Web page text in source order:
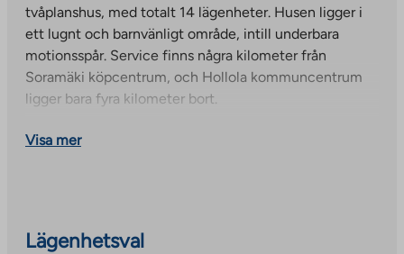
tvåplanshus, med totalt 14 lägenheter. Husen ligger i
ett lugnt och barnvänligt område, intill underbara
motionsspår. Service finns några kilometer från
Soramäki köpcentrum, och Hollola kommuncentrum
ligger bara fyra kilometer bort.
Vattenförbrukningen mäts per lägenhet. Vatten betalas
Visa mer
Lägenhetsval